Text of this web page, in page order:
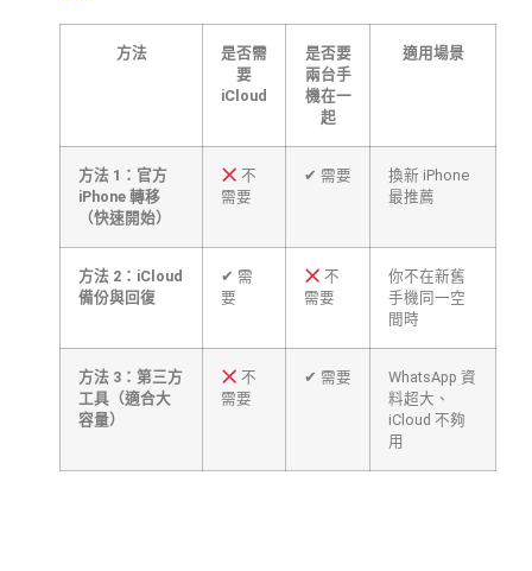
方法
是否需
要
iCloud
是否要
兩台手
機在一
起
適用場景
方法 1：官方
iPhone 轉移
（快速開始）
不
需要
✔ 需要
換新 iPhone
最推薦
方法 2：iCloud
備份與回復
✔ 需
要
不
需要
你不在新舊
手機同一空
間時
方法 3：第三方
工具（適合大
容量）
不
需要
✔ 需要
WhatsApp 資
料超大、
iCloud 不夠
用